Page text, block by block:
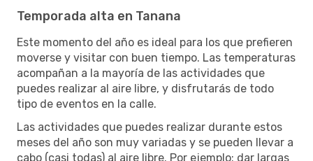
Temporada alta en Tanana
Este momento del año es ideal para los que prefieren
moverse y visitar con buen tiempo. Las temperaturas
acompañan a la mayoría de las actividades que
puedes realizar al aire libre, y disfrutarás de todo
tipo de eventos en la calle.
Las actividades que puedes realizar durante estos
meses del año son muy variadas y se pueden llevar a
cabo (casi todas) al aire libre. Por ejemplo: dar largas